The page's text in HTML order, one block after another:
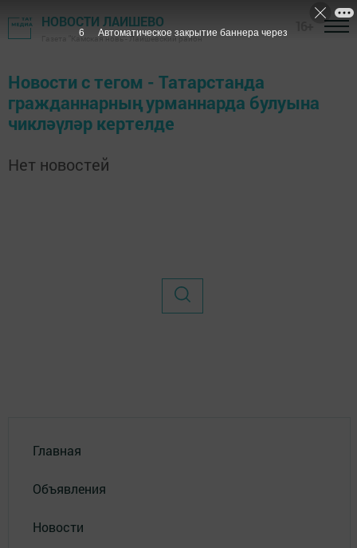
НОВОСТИ ЛАИШЕВО
Газета "Камская новь"- Лаишевский район
Новости с тегом - Татарстанда
гражданнарның урманнарда булуына
чикләүләр кертелде
Нет новостей
Главная
Объявления
Новости
6 Автоматическое закрытие баннера через